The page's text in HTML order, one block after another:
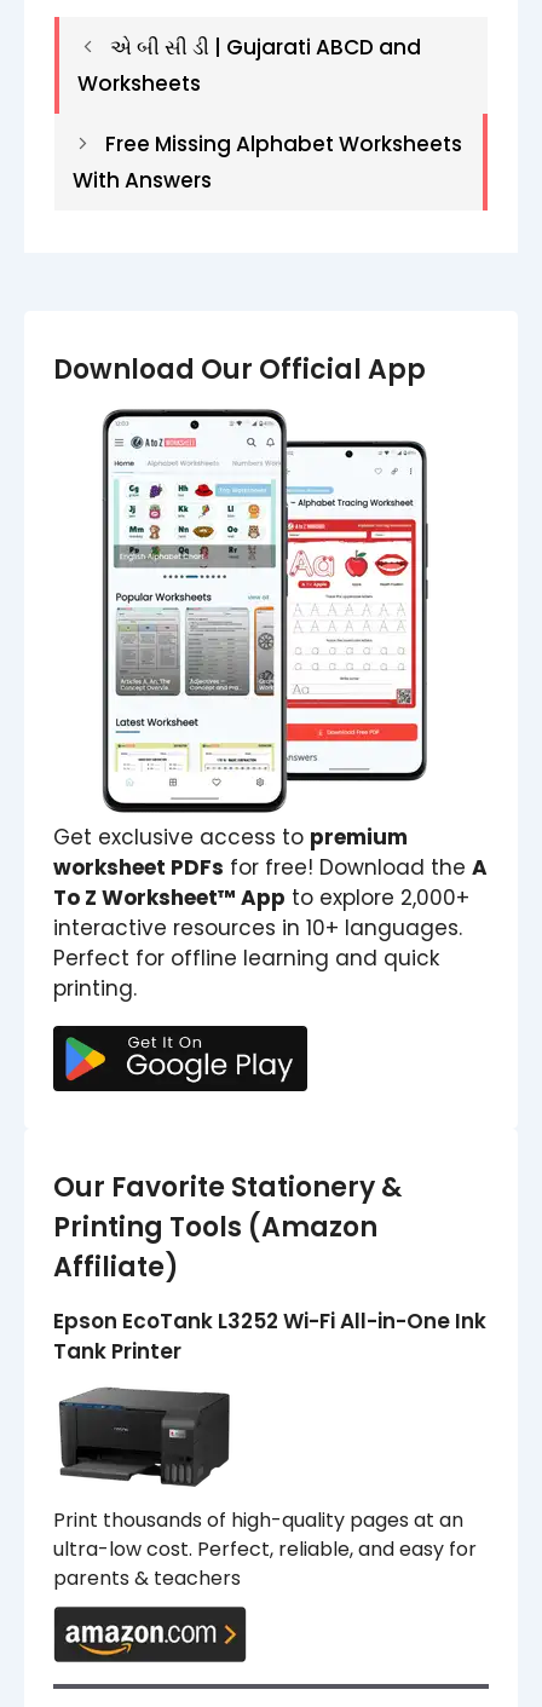
એ બી સી ડી | Gujarati ABCD and
Worksheets
Free Missing Alphabet Worksheets
With Answers
Download Our Official App
Get exclusive access to premium
worksheet PDFs for free! Download the A
To Z Worksheet™ App to explore 2,000+
interactive resources in 10+ languages.
Perfect for offline learning and quick
printing.
Our Favorite Stationery &
Printing Tools (Amazon
Affiliate)
Epson EcoTank L3252 Wi-Fi All-in-One Ink
Tank Printer
Print thousands of high-quality pages at an
ultra-low cost. Perfect, reliable, and easy for
parents & teachers